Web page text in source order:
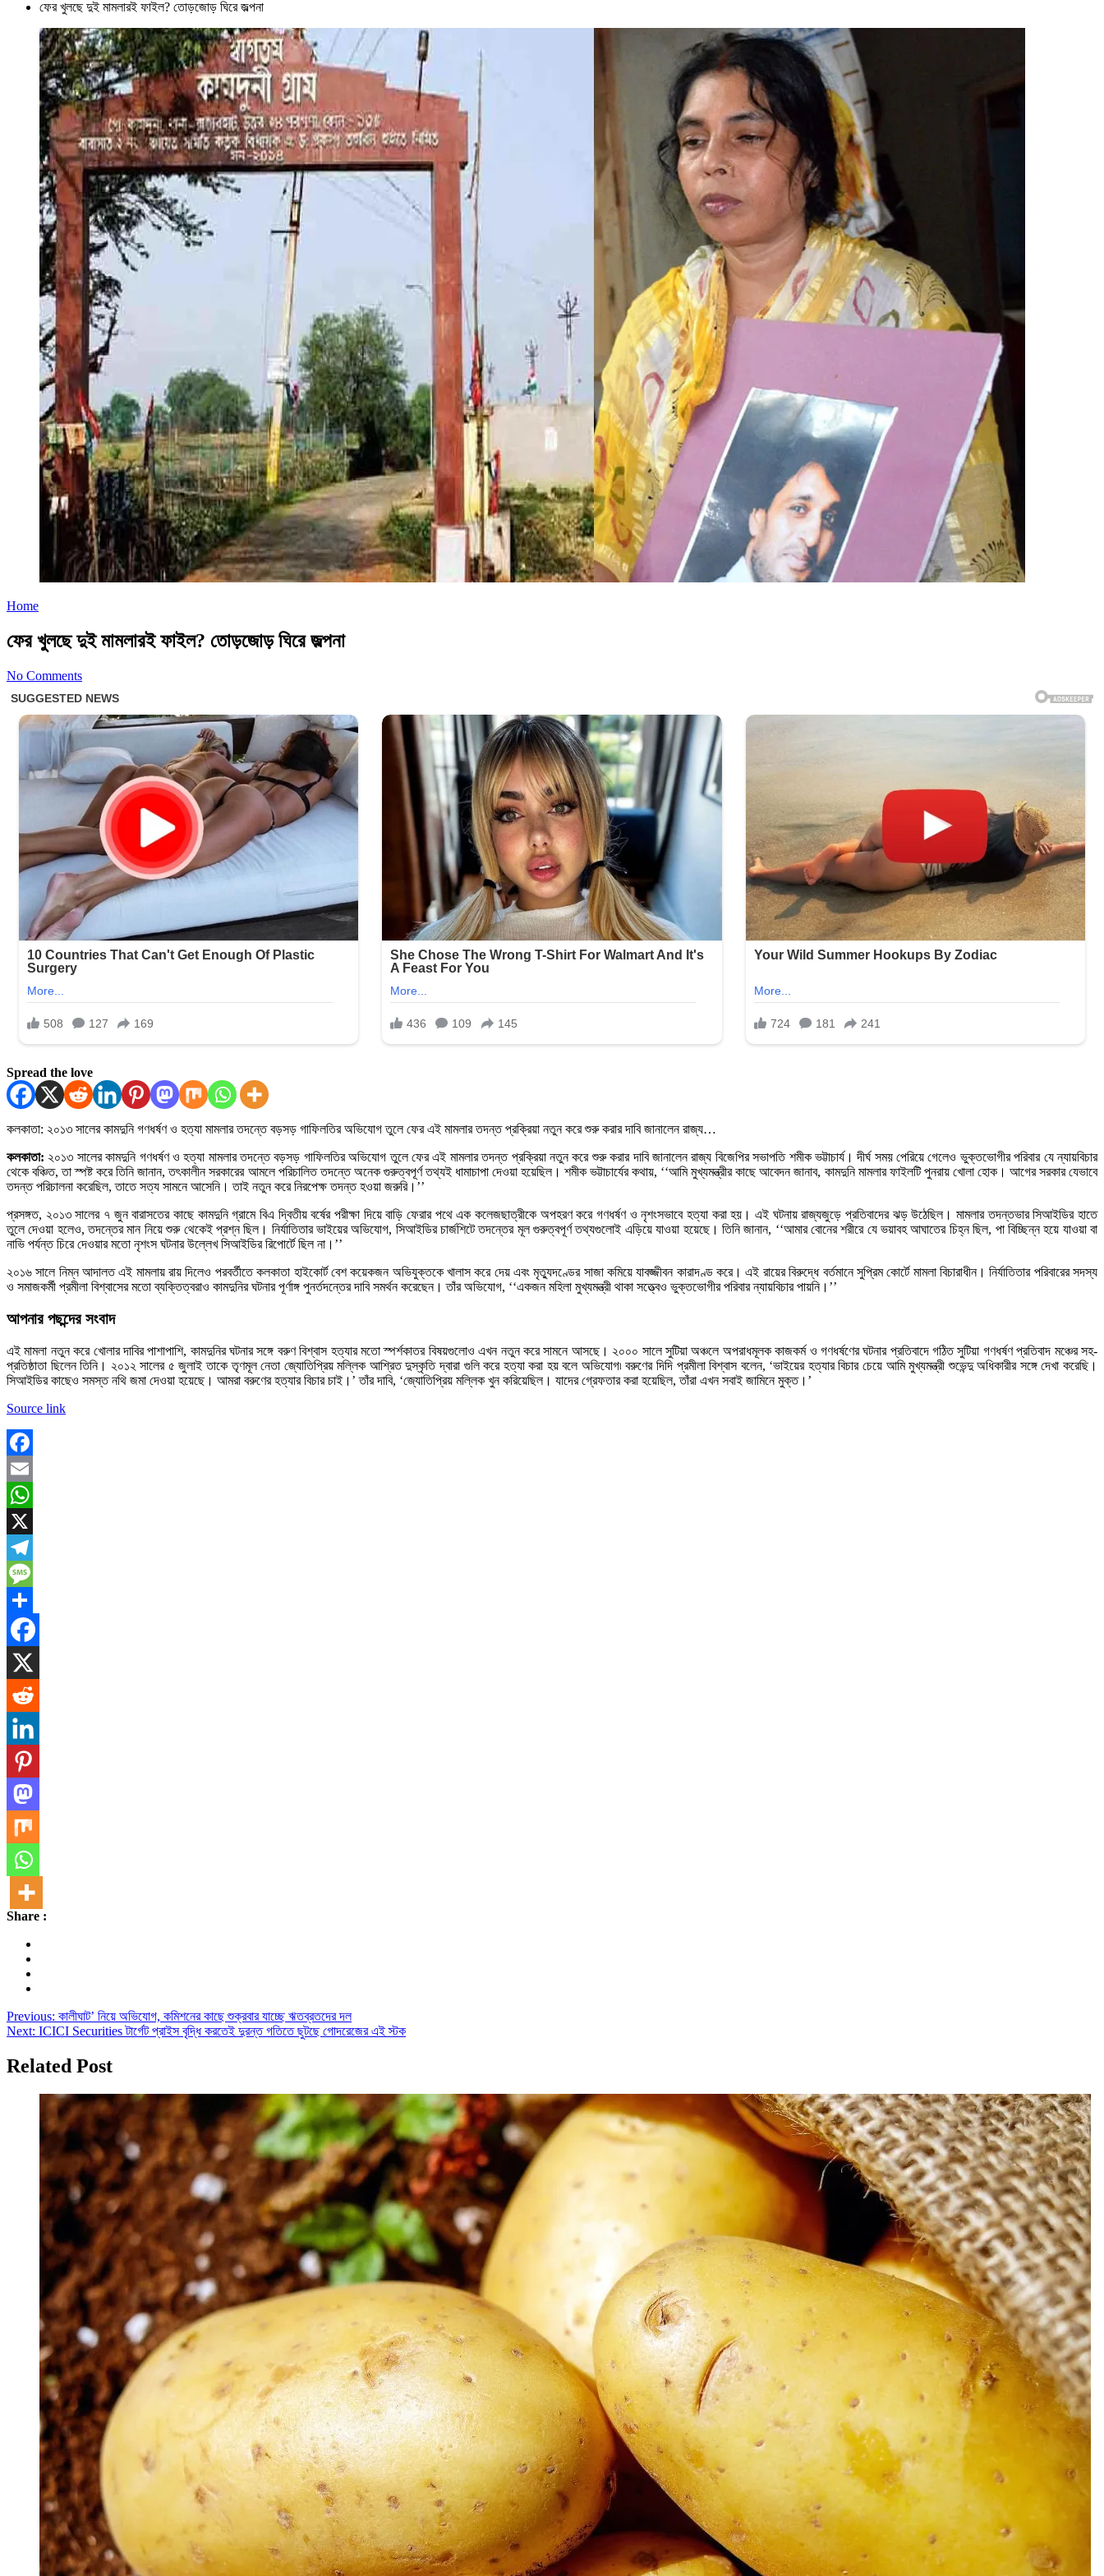
ফের খুলছে দুই মামলারই ফাইল? তোড়জোড় ঘিরে জল্পনা
Home
ফের খুলছে দুই মামলারই ফাইল? তোড়জোড় ঘিরে জল্পনা
No Comments
Spread the love
কলকাতা: ২০১৩ সালের কামদুনি গণধর্ষণ ও হত্যা মামলার তদন্তে বড়সড় গাফিলতির অভিযোগ তুলে ফের এই মামলার তদন্ত প্রক্রিয়া নতুন করে শুরু করার দাবি জানালেন রাজ্য…
কলকাতা: ২০১৩ সালের কামদুনি গণধর্ষণ ও হত্যা মামলার তদন্তে বড়সড় গাফিলতির অভিযোগ তুলে ফের এই মামলার তদন্ত প্রক্রিয়া নতুন করে শুরু করার দাবি জানালেন রাজ্য বিজেপির সভাপতি শমীক ভট্টাচার্য। দীর্ঘ সময় পেরিয়ে গেলেও ভুক্তভোগীর পরিবার যে ন্যায়বিচার
থেকে বঞ্চিত, তা স্পষ্ট করে তিনি জানান, তৎকালীন সরকারের আমলে পরিচালিত তদন্তে অনেক গুরুত্বপূর্ণ তথ্যই ধামাচাপা দেওয়া হয়েছিল। শমীক ভট্টাচার্যের কথায়, ‘‘আমি মুখ্যমন্ত্রীর কাছে আবেদন জানাব, কামদুনি মামলার ফাইলটি পুনরায় খোলা হোক। আগের সরকার যেভাবে
তদন্ত পরিচালনা করেছিল, তাতে সত্য সামনে আসেনি। তাই নতুন করে নিরপেক্ষ তদন্ত হওয়া জরুরি।’’
প্রসঙ্গত, ২০১৩ সালের ৭ জুন বারাসতের কাছে কামদুনি গ্রামে বিএ দ্বিতীয় বর্ষের পরীক্ষা দিয়ে বাড়ি ফেরার পথে এক কলেজছাত্রীকে অপহরণ করে গণধর্ষণ ও নৃশংসভাবে হত্যা করা হয়। এই ঘটনায় রাজ্যজুড়ে প্রতিবাদের ঝড় উঠেছিল। মামলার তদন্তভার সিআইডির হাতে
তুলে দেওয়া হলেও, তদন্তের মান নিয়ে শুরু থেকেই প্রশ্ন ছিল। নির্যাতিতার ভাইয়ের অভিযোগ, সিআইডির চার্জশিটে তদন্তের মূল গুরুত্বপূর্ণ তথ্যগুলোই এড়িয়ে যাওয়া হয়েছে। তিনি জানান, ‘‘আমার বোনের শরীরে যে ভয়াবহ আঘাতের চিহ্ন ছিল, পা বিচ্ছিন্ন হয়ে যাওয়া বা
নাভি পর্যন্ত চিরে দেওয়ার মতো নৃশংস ঘটনার উল্লেখ সিআইডির রিপোর্টে ছিল না।’’
২০১৬ সালে নিম্ন আদালত এই মামলায় রায় দিলেও পরবর্তীতে কলকাতা হাইকোর্ট বেশ কয়েকজন অভিযুক্তকে খালাস করে দেয় এবং মৃত্যুদণ্ডের সাজা কমিয়ে যাবজ্জীবন কারাদণ্ড করে। এই রায়ের বিরুদ্ধে বর্তমানে সুপ্রিম কোর্টে মামলা বিচারাধীন। নির্যাতিতার পরিবারের সদস্য
ও সমাজকর্মী প্রমীলা বিশ্বাসের মতো ব্যক্তিত্বরাও কামদুনির ঘটনার পূর্ণাঙ্গ পুনর্তদন্তের দাবি সমর্থন করেছেন। তাঁর অভিযোগ, ‘‘একজন মহিলা মুখ্যমন্ত্রী থাকা সত্ত্বেও ভুক্তভোগীর পরিবার ন্যায়বিচার পায়নি।’’
আপনার পছন্দের সংবাদ
এই মামলা নতুন করে খোলার দাবির পাশাপাশি, কামদুনির ঘটনার সঙ্গে বরুণ বিশ্বাস হত্যার মতো স্পর্শকাতর বিষয়গুলোও এখন নতুন করে সামনে আসছে। ২০০০ সালে সুটিয়া অঞ্চলে অপরাধমূলক কাজকর্ম ও গণধর্ষণের ঘটনার প্রতিবাদে গঠিত সুটিয়া গণধর্ষণ প্রতিবাদ মঞ্চের সহ-
প্রতিষ্ঠাতা ছিলেন তিনি। ২০১২ সালের ৫ জুলাই তাকে তৃণমূল নেতা জ্যোতিপ্রিয় মল্লিক আশ্রিত দুস্কৃতি দ্বারা গুলি করে হত্যা করা হয় বলে অভিযোগ৷ বরুণের দিদি প্রমীলা বিশ্বাস বলেন, ‘ভাইয়ের হত্যার বিচার চেয়ে আমি মুখ্যমন্ত্রী শুভেন্দু অধিকারীর সঙ্গে দেখা করেছি।
সিআইডির কাছেও সমস্ত নথি জমা দেওয়া হয়েছে। আমরা বরুণের হত্যার বিচার চাই।’ তাঁর দাবি, ‘জ্যোতিপ্রিয় মল্লিক খুন করিয়েছিল। যাদের গ্রেফতার করা হয়েছিল, তাঁরা এখন সবাই জামিনে মুক্ত।’
Source link
Facebook
Email
WhatsApp
X
Telegram
Message
Share
Share :
Post
navigation
Previous: কালীঘাট’ নিয়ে অভিযোগ, কমিশনের কাছে শুক্রবার যাচ্ছে ঋতব্রতদের দল
Next: ICICI Securities টার্গেট প্রাইস বৃদ্ধি করতেই দুরন্ত গতিতে ছুটছে গোদরেজের এই স্টক
Related Post